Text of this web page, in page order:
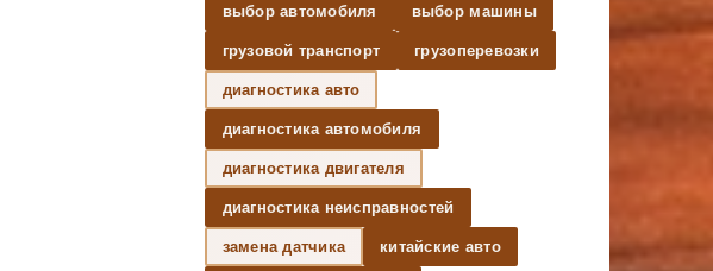
выбор автомобиля выбор машины
грузовой транспорт грузоперевозки
диагностика авто
диагностика автомобиля
диагностика двигателя
диагностика неисправностей
замена датчика китайские авто